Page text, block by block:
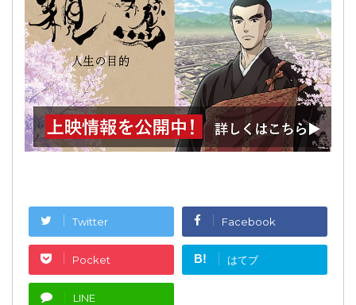
Twitter Facebook
Pocket B! はてブ
LINE